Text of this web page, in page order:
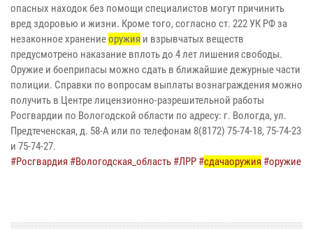
опасных находок без помощи специалистов могут причинить
вред здоровью и жизни. Кроме того, согласно ст. 222 УК РФ за
незаконное хранениеоружия и взрывчатых веществ
предусмотрено наказание вплоть до 4 лет лишения свободы.
Оружие и боеприпасы можно сдать в ближайшие дежурные части
полиции. Справки по вопросам выплаты вознаграждения можно
получить в Центре лицензионно-разрешительной работы
Росгвардии по Вологодской области по адресу: г. Вологда, ул.
Предтеченская, д. 58-А или по телефонам 8(8172) 75-74-18, 75-74-23
и 75-74-27.
#Росгвардия #Вологодская_область #ЛРР #сдачаоружия #оружие